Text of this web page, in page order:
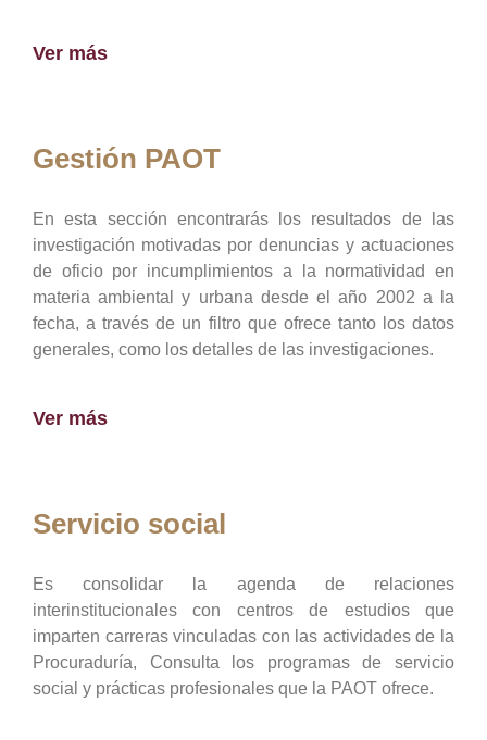
Ver más
Gestión PAOT
En esta sección encontrarás los resultados de las
investigación motivadas por denuncias y actuaciones
de oficio por incumplimientos a la normatividad en
materia ambiental y urbana desde el año 2002 a la
fecha, a través de un filtro que ofrece tanto los datos
generales, como los detalles de las investigaciones.
Ver más
Servicio social
Es consolidar la agenda de relaciones
interinstitucionales con centros de estudios que
imparten carreras vinculadas con las actividades de la
Procuraduría, Consulta los programas de servicio
social y prácticas profesionales que la PAOT ofrece.